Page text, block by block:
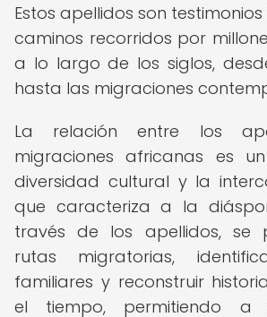
Estos apellidos son
caminos recorridos por
a lo largo de los siglos,
hasta las migraciones
La relación entre los
migraciones africanas es
diversidad cultural y la
que caracteriza a la
través de los apellidos, se
rutas migratorias,
familiares y reconstruir
el tiempo, permitiendo a